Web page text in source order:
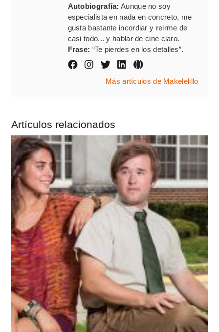
Autobiografía: Aunque no soy
especialista en nada en concreto, me
gusta bastante incordiar y reirme de
casi todo... y hablar de cine claro.
Frase: “Te pierdes en los detalles”.
Más artículos de Makelelillo
Artículos relacionados